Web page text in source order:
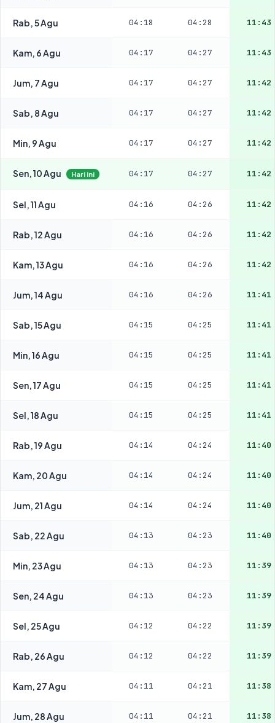
Rab, 5 Agu 04:18 04:28 11:43
Kam, 6 Agu 04:17 04:27 11:43
Jum, 7 Agu 04:17 04:27 11:42
Sab, 8 Agu 04:17 04:27 11:42
Min, 9 Agu 04:17 04:27 11:42
Sen, 10 Agu Hari ini 04:17 04:27 11:42
Sel, 11 Agu 04:16 04:26 11:42
Rab, 12 Agu 04:16 04:26 11:42
Kam, 13 Agu 04:16 04:26 11:42
Jum, 14 Agu 04:16 04:26 11:41
Sab, 15 Agu 04:15 04:25 11:41
Min, 16 Agu 04:15 04:25 11:41
Sen, 17 Agu 04:15 04:25 11:41
Sel, 18 Agu 04:15 04:25 11:41
Rab, 19 Agu 04:14 04:24 11:40
Kam, 20 Agu 04:14 04:24 11:40
Jum, 21 Agu 04:14 04:24 11:40
Sab, 22 Agu 04:13 04:23 11:40
Min, 23 Agu 04:13 04:23 11:39
Sen, 24 Agu 04:13 04:23 11:39
Sel, 25 Agu 04:12 04:22 11:39
Rab, 26 Agu 04:12 04:22 11:39
Kam, 27 Agu 04:11 04:21 11:38
Jum, 28 Agu 04:11 04:21 11:38